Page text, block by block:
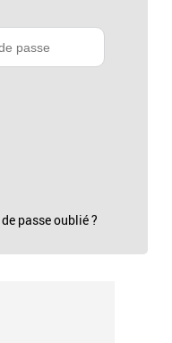
passe oublié ?